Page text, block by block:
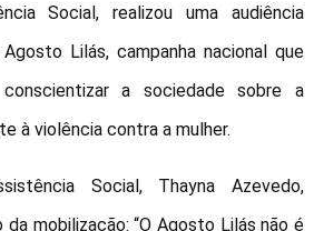
Social, realizou uma audiência
Lilás, campanha nacional que
a sociedade sobre a
à violência contra a mulher.
Social, Thayna Azevedo,
mobilização: “O Agosto Lilás não é